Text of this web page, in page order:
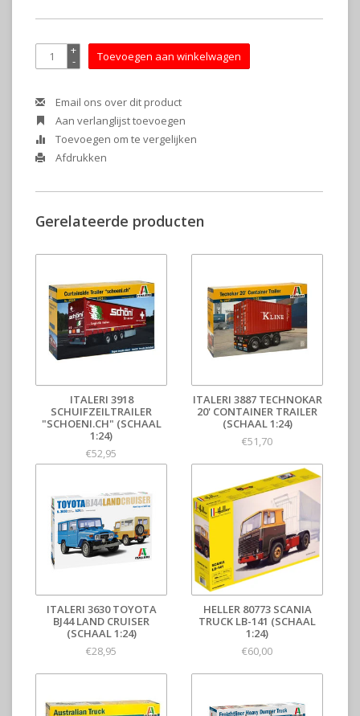
+
- Toevoegen aan winkelwagen
Email ons over dit product
Aan verlanglijst toevoegen
Toevoegen om te vergelijken
Afdrukken
Gerelateerde producten
ITALERI 3918
SCHUIFZEILTRAILER
"SCHOENI.CH" (SCHAAL
1:24)
€52,95
ITALERI 3887 TECHNOKAR
20' CONTAINER TRAILER
(SCHAAL 1:24)
€51,70
ITALERI 3630 TOYOTA
BJ44 LAND CRUISER
(SCHAAL 1:24)
€28,95
HELLER 80773 SCANIA
TRUCK LB-141 (SCHAAL
1:24)
€60,00